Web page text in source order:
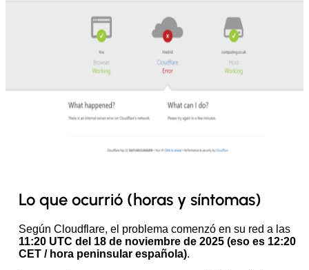
Lo que ocurrió (horas y síntomas)
Según Cloudflare, el problema comenzó en su red a las
11:20 UTC del 18 de noviembre de 2025 (eso es 12:20
CET / hora peninsular española).